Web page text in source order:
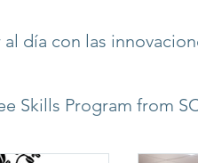
día con las
Skills Program from